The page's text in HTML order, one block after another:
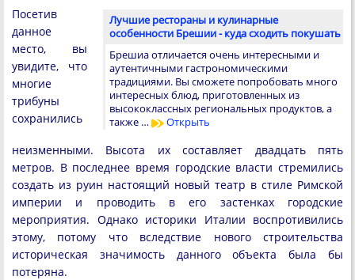
Лучшие рестораны и кулинарные
особенности Брешии - куда сходить покушать
Брешиа отличается очень интересными и
аутентичными гастрономическими
традициями. Вы сможете попробовать много
интересных блюд, приготовленных из
высококлассных региональных продуктов, а
также …
Открыть
Посетив
данное
место, вы
увидите, что
многие
трибуны
сохранились
неизменными. Высота их составляет двадцать пять
метров. В последнее время городские власти стремились
создать из руин настоящий новый театр в стиле Римской
империи и проводить в его застенках городские
мероприятия. Однако историки Италии воспротивились
этому, потому что вследствие нового строительства
историческая значимость данного объекта была бы
потеряна.